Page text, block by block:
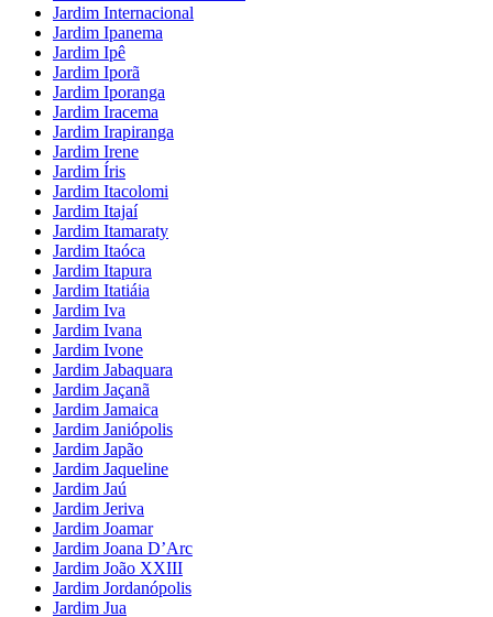
Jardim Internacional
Jardim Ipanema
Jardim Ipê
Jardim Iporã
Jardim Iporanga
Jardim Iracema
Jardim Irapiranga
Jardim Irene
Jardim Íris
Jardim Itacolomi
Jardim Itajaí
Jardim Itamaraty
Jardim Itaóca
Jardim Itapura
Jardim Itatiáia
Jardim Iva
Jardim Ivana
Jardim Ivone
Jardim Jabaquara
Jardim Jaçanã
Jardim Jamaica
Jardim Janiópolis
Jardim Japão
Jardim Jaqueline
Jardim Jaú
Jardim Jeriva
Jardim Joamar
Jardim Joana D’Arc
Jardim João XXIII
Jardim Jordanópolis
Jardim Jua